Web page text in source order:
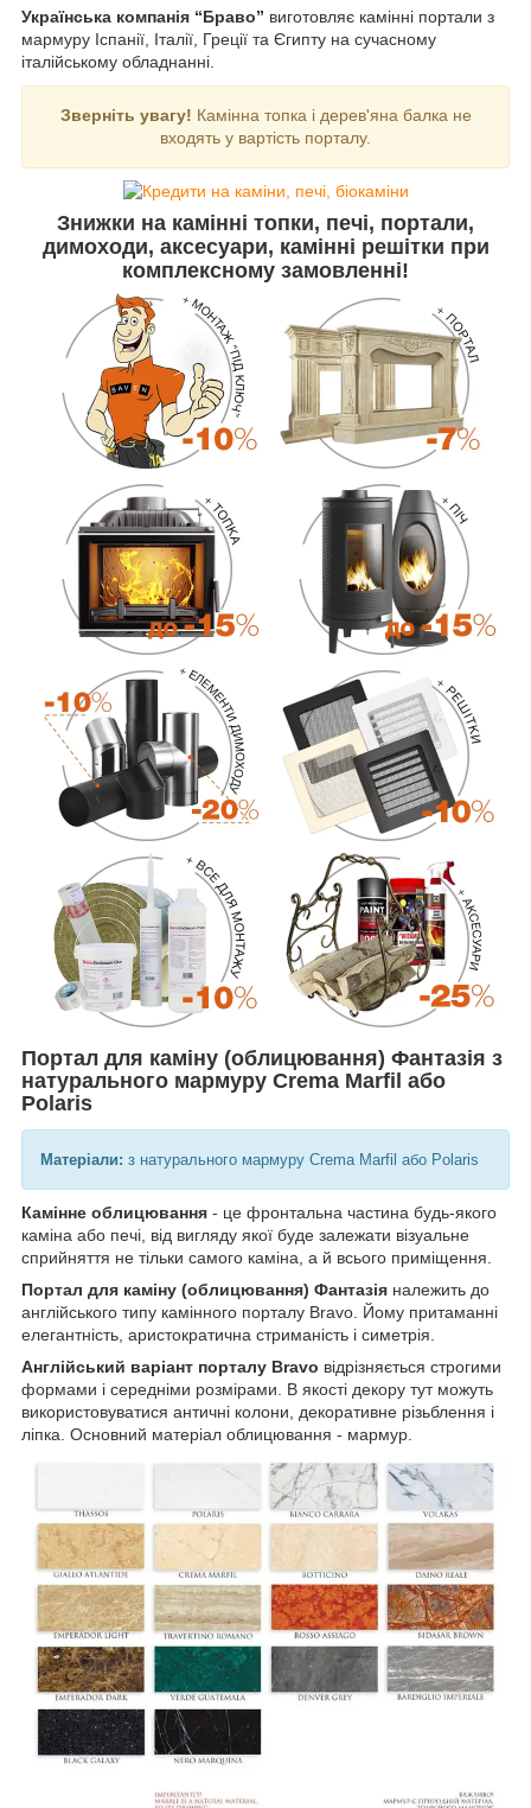
Українська компанія “Браво” виготовляє камінні портали з
мармуру Іспанії, Італії, Греції та Єгипту на сучасному
італійському обладнанні.
Зверніть увагу! Камінна топка і дерев'яна балка не
входять у вартість порталу.
Знижки на камінні топки, печі, портали,
димоходи, аксесуари, камінні решітки при
комплексному замовленні!
Портал для каміну (облицювання) Фантазія з
натурального мармуру Crema Marfil або
Polaris
Матеріали: з натурального мармуру Crema Marfil або Polaris
Камінне облицювання - це фронтальна частина будь-якого
каміна або печі, від вигляду якої буде залежати візуальне
сприйняття не тільки самого каміна, а й всього приміщення.
Портал для каміну (облицювання) Фантазія належить до
англійського типу камінного порталу Bravo. Йому притаманні
елегантність, аристократична стриманість і симетрія.
Англійський варіант порталу Bravo відрізняється строгими
формами і середніми розмірами. В якості декору тут можуть
використовуватися античні колони, декоративне різьблення і
ліпка. Основний матеріал облицювання - мармур.